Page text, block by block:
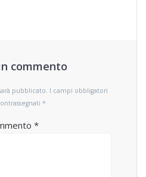
commento
pubblicato. I campi obbligatori
*
*